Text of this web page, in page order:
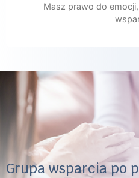
Masz prawo do
Grupa wsparcia po